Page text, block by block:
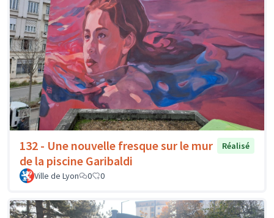
132 - Une nouvelle fresque sur le mur
de la piscine Garibaldi
Réalisé
Ville de Lyon 0 0